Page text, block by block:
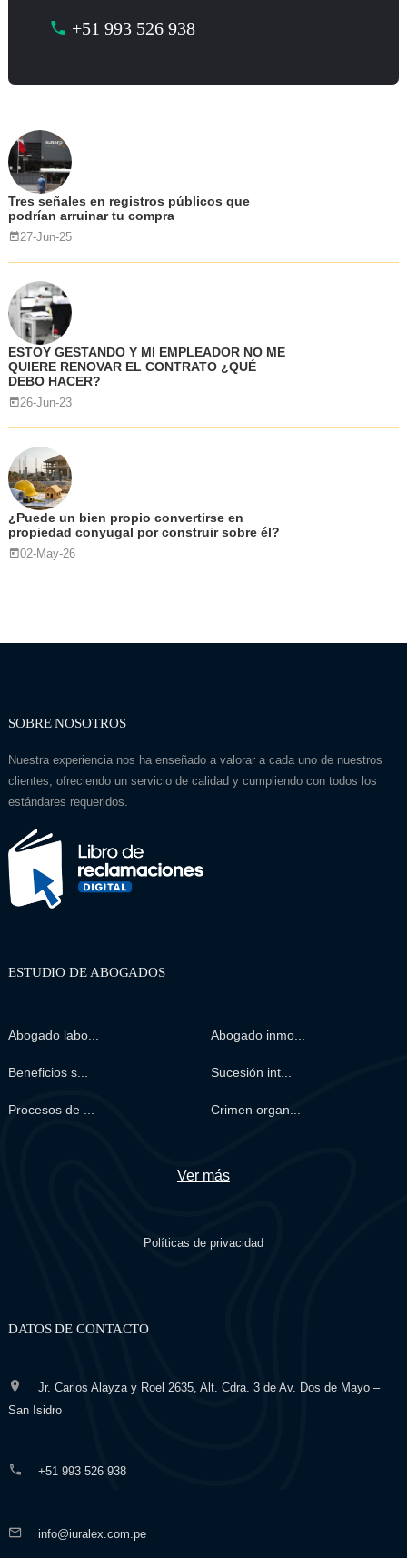
+51 993 526 938
Tres señales en registros públicos que
podrían arruinar tu compra
27-Jun-25
ESTOY GESTANDO Y MI EMPLEADOR NO ME
QUIERE RENOVAR EL CONTRATO ¿QUÉ
DEBO HACER?
26-Jun-23
¿Puede un bien propio convertirse en
propiedad conyugal por construir sobre él?
02-May-26
SOBRE NOSOTROS
Nuestra experiencia nos ha enseñado a valorar a cada uno de nuestros
clientes, ofreciendo un servicio de calidad y cumpliendo con todos los
estándares requeridos.
ESTUDIO DE ABOGADOS
Abogado labo... Abogado inmo...
Beneficios s... Sucesión int...
Procesos de ... Crimen organ...
Ver más
Políticas de privacidad
DATOS DE CONTACTO
Jr. Carlos Alayza y Roel 2635, Alt. Cdra. 3 de Av. Dos de Mayo –
San Isidro
+51 993 526 938
info@iuralex.com.pe